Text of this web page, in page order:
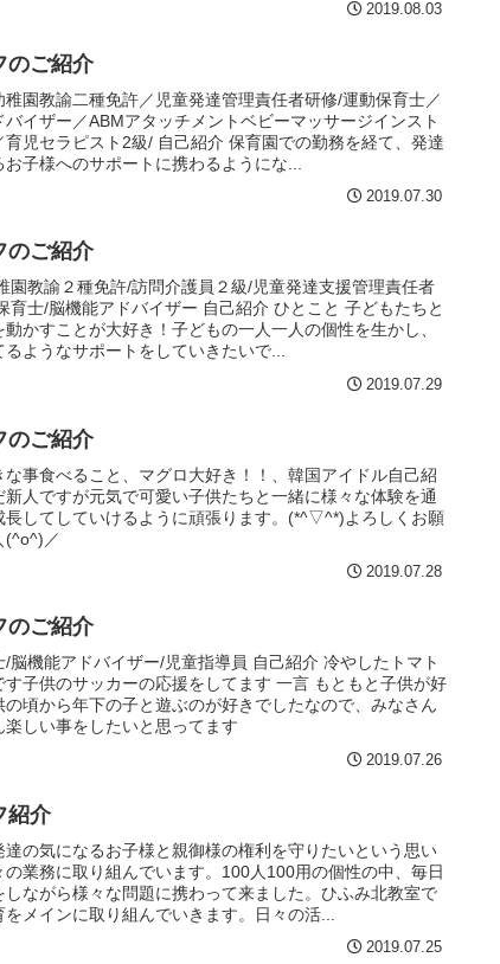
2019.08.03
のご紹介
稚園教諭二種免許／児童発達管理責任者研修/運動保育士／
バイザー／ABMアタッチメントベビーマッサージインスト
育児セラピスト2級/ 自己紹介 保育園での勤務を経て、発達
子様へのサポートに携わるようにな...
2019.07.30
のご紹介
園教諭２種免許/訪問介護員２級/児童発達支援管理責任者
育士/脳機能アドバイザー 自己紹介 ひとこと 子どもたちと
動かすことが大好き！子どもの一人一人の個性を生かし、
るようなサポートをしていきたいで...
2019.07.29
のご紹介
な事食べること、マグロ大好き！！、韓国アイドル自己紹
新人ですが元気で可愛い子供たちと一緒に様々な体験を通
長してしていけるように頑張ります。(*^▽^*)よろしくお願
(^o^)／
2019.07.28
のご紹介
/脳機能アドバイザー/児童指導員 自己紹介 冷やしたトマト
す子供のサッカーの応援をしてます 一言 もともと子供が好
の頃から年下の子と遊ぶのが好きでしたなので、みなさん
楽しい事をしたいと思ってます
2019.07.26
紹介
達の気になるお子様と親御様の権利を守りたいという思い
の業務に取り組んでいます。100人100用の個性の中、毎日
しながら様々な問題に携わって来ました。ひふみ北教室で
をメインに取り組んでいきます。日々の活...
2019.07.25